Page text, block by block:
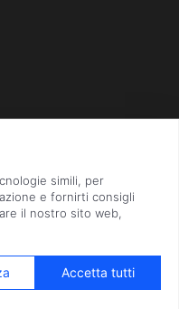
i.v. € 800.000,00